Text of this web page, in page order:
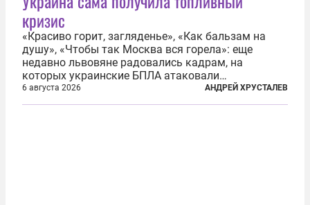
кризис
«Красиво горит, загляденье», «Как бальзам на
душу», «Чтобы так Москва вся горела»: еще
недавно львовяне радовались кадрам, на
которых украинские БПЛА атаковали
нефтеперерабатывающие предприятия России. В
скором времени оказалось, что в «эту игру можно
6 августа 2026 АНДРЕЙ ХРУСТАЛЕВ